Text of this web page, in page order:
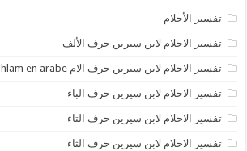
تفسير الأحلام
تفسير الاحلام لابن سيرين حرف الألف
تفسير الاحلام لابن سيرين حرف الام tafsir ahlam en arabe
تفسير الاحلام لابن سيرين حرف الباء
تفسير الاحلام لابن سيرين حرف التاء
تفسير الاحلام لابن سيرين حرف الثاء